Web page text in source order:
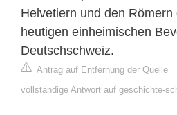
Helvetiern und den
heutigen einheimischen
Deutschschweiz.
Antrag auf Entfernung der Quelle
vollständige Antwort auf geschichte-